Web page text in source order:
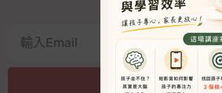
我要收信